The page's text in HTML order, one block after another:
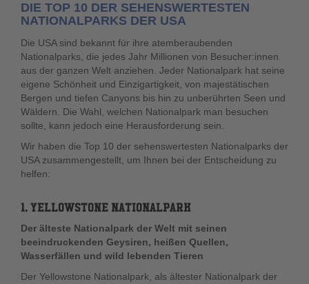
DIE TOP 10 DER SEHENSWERTESTEN
NATIONALPARKS DER USA
Die USA sind bekannt für ihre atemberaubenden
Nationalparks, die jedes Jahr Millionen von Besucher:innen
aus der ganzen Welt anziehen. Jeder Nationalpark hat seine
eigene Schönheit und Einzigartigkeit, von majestätischen
Bergen und tiefen Canyons bis hin zu unberührten Seen und
Wäldern. Die Wahl, welchen Nationalpark man besuchen
sollte, kann jedoch eine Herausforderung sein.
Wir haben die Top 10 der sehenswertesten Nationalparks der
USA zusammengestellt, um Ihnen bei der Entscheidung zu
helfen:
1. YELLOWSTONE NATIONALPARK
Der älteste Nationalpark der Welt mit seinen
beeindruckenden Geysiren, heißen Quellen,
Wasserfällen und wild lebenden Tieren
Der Yellowstone Nationalpark, als ältester Nationalpark der